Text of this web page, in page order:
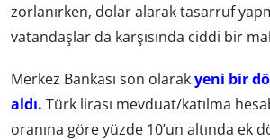
zorlanırken, dolar alarak tasarruf
vatandaşlar da karşısında ciddi bir
Merkez Bankası son olarakyeni bir
aldı. Türk lirası mevduat/katılma
oranına göre yüzde 10’un altında ek